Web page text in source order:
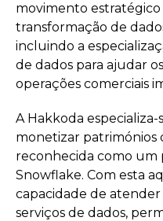
movimento estratégico
transformação de
incluindo a
de dados para ajudar
operações comerciais
A Hakkoda
monetizar patrimónios
reconhecida como um
Snowflake. Com esta
capacidade de
serviços de dados,